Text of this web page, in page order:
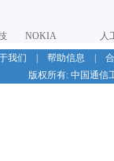
NOKIA
人
我们
帮助信息
版权所有: 中国通信